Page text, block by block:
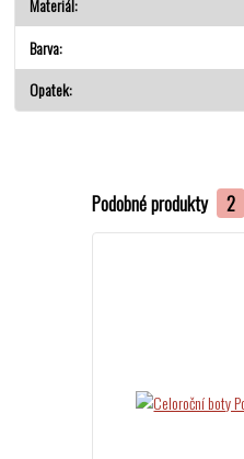
Materiál
Barva
Opatek
Podobné produkty 2